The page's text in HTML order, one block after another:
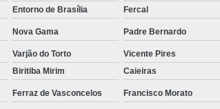
Equipamento para Laboratório Clínico
Equipamento para Laboratório de Bioquímica
Equipamento para Laboratório de
Equipamento para
Equipamento
Entorno de Brasília Fercal
Nova Gama Padre Bernardo
Varjão do Torto Vicente Pires
Biritiba Mirim Caieiras
Ferraz de Vasconcelos Francisco Morato